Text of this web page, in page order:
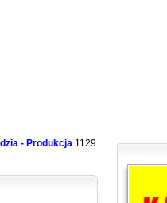
- Produkcja 1129